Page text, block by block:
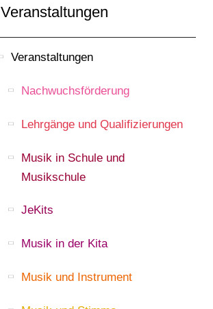
Veranstaltungen
Veranstaltungen
Nachwuchsförderung
Lehrgänge und Qualifizierungen
Musik in Schule und
Musikschule
JeKits
Musik in der Kita
Musik und Instrument